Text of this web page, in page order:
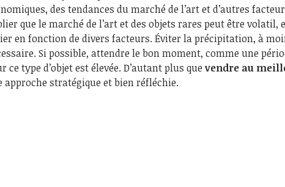
des tendances du marché de l’art et d’autres
que le marché de l’art et des objets rares peut être volatil,
en fonction de divers facteurs. Éviter la précipitation, à
Si possible, attendre le bon moment, comme une
ce type d’objet est élevée. D’autant plus quevendre au
approche stratégique et bien réfléchie.